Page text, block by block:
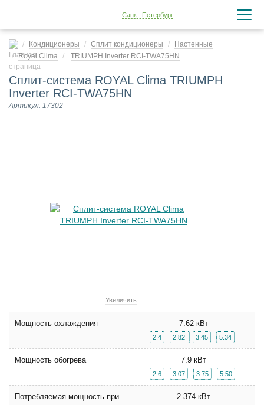
Санкт-Петербург
Кондиционеры Сплит кондиционеры
Настенные
Royal Clima
TRIUMPH Inverter RCI-TWA75HN
Сплит-система ROYAL Clima TRIUMPH
Inverter RCI-TWA75HN
Артикул: 17302
Увеличить
Мощность охлаждения 7.62 кВт
2.4 2.82 3.45 5.34
Мощность обогрева 7.9 кВт
2.6 3.07 3.75 5.50
Потребляемая мощность при
2.374 кВт